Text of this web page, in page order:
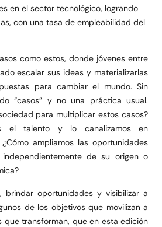
en el sector tecnológico, logrando
con una tasa de empleabilidad del
como estos, donde jóvenes entre
escalar sus ideas y materializarlas
para cambiar el mundo. Sin
“casos” y no una práctica usual.
para multiplicar estos casos?
el talento y lo canalizamos en
ampliamos las oportunidades
de su origen o
brindar oportunidades y visibilizar a
de los objetivos que movilizan a
que transforman, que en esta edición